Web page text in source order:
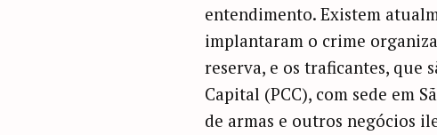
entendimento. Existem
implantaram o crime
reserva, e os traficantes, que
Capital (PCC), com sede em
de armas e outros negócios